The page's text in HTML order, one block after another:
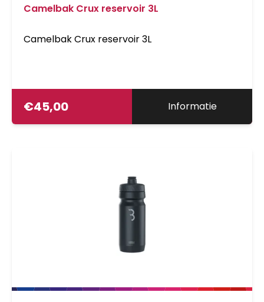
Camelbak Crux reservoir 3L
Camelbak Crux reservoir 3L
€45,00 Informatie